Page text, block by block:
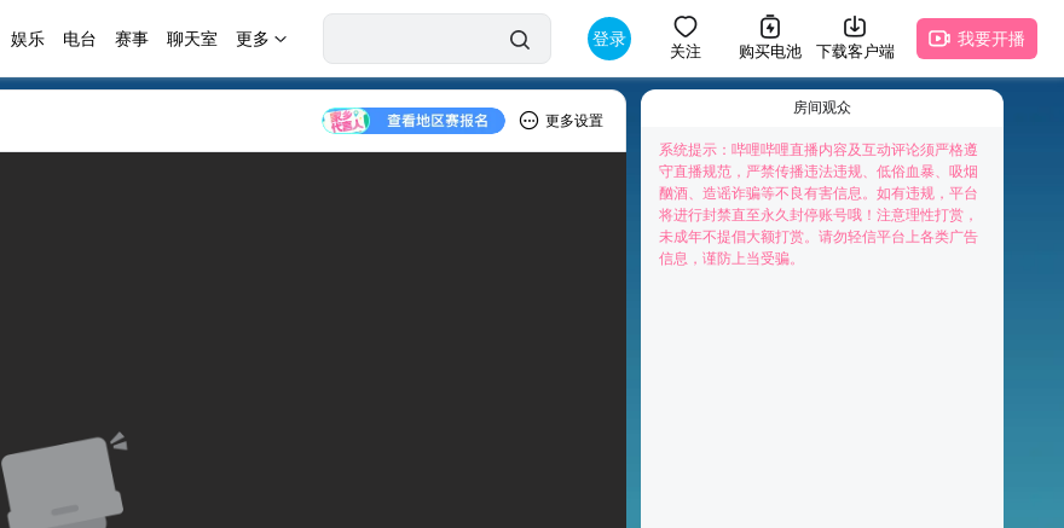
娱乐 电台 赛事 聊天室 更多 登录
关注 购买电池 下载客户端
我要开播
更多设置
房间观众
快来抢占前排为主播打Call吧
系统提示：哔哩哔哩直播内容及互动评论须严格遵
守直播规范，严禁传播违法违规、低俗血暴、吸烟
酗酒、造谣诈骗等不良有害信息。如有违规，平台
将进行封禁直至永久封停账号哦！注意理性打赏，
未成年不提倡大额打赏。请勿轻信平台上各类广告
信息，谨防上当受骗。